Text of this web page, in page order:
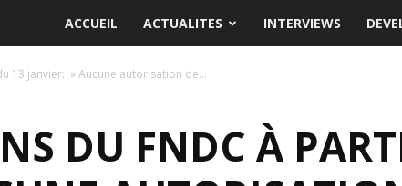
ACCUEIL ACTUALITES INTERVIEWS
13 janvier: » Aucune autorisation de...
DU FNDC À